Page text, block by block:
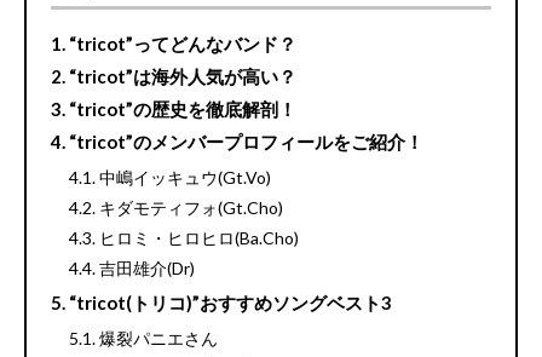
“tricot”ってどんなバンド？
“tricot”は海外人気が高い？
“tricot”の歴史を徹底解剖！
“tricot”のメンバープロフィールをご紹介！
中嶋イッキュウ(Gt.Vo)
キダモティフォ(Gt.Cho)
ヒロミ・ヒロヒロ(Ba.Cho)
吉田雄介(Dr)
“tricot(トリコ)”おすすめソングベスト3
爆裂パニエさん